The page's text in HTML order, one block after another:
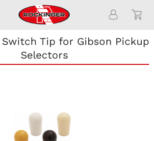
Tip for Gibson Pickup
Selectors